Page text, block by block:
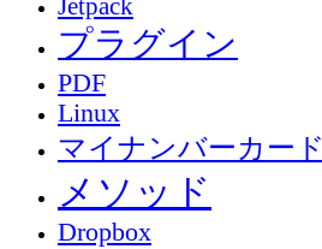
プラグイン
PDF
Linux
マイナンバーカード
メソッド
Dropbox